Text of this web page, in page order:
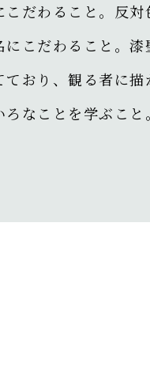
こだわること。反対
にこだわること。
ており、観る者に
ろなことを学ぶこ